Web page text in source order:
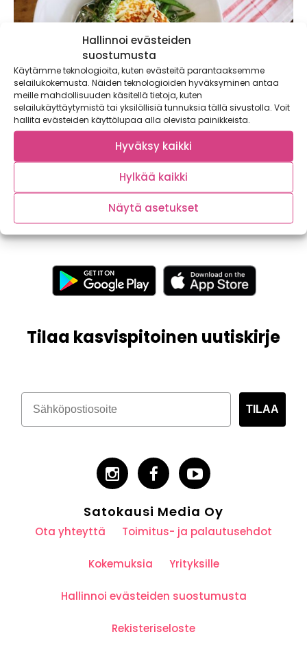
Hallinnoi evästeiden
suostumusta
Käytämme teknologioita, kuten evästeitä parantaaksemme
selailukokemusta. Näiden teknologioiden hyväksyminen antaa
meille mahdollisuuden käsitellä tietoja, kuten
selailukäyttäytymistä tai yksilöllisiä tunnuksia tällä sivustolla. Voit
hallita evästeiden käyttölupaa alla olevista painikkeista.
Hyväksy kaikki
Hylkää kaikki
Näytä asetukset
Viikonlopun vinkki – Vihreät pavut
Vihreät pavut ovat loppukesän ja alkusyksyn herkku, joko
olet maistanut? Kotimaiset pavut löytyvät nyt...
Tilaa kasvispitoinen uutiskirje
TILAA
Satokausi Media Oy
Ota yhteyttä Toimitus- ja palautusehdot
Kokemuksia Yrityksille
Hallinnoi evästeiden suostumusta
Rekisteriseloste